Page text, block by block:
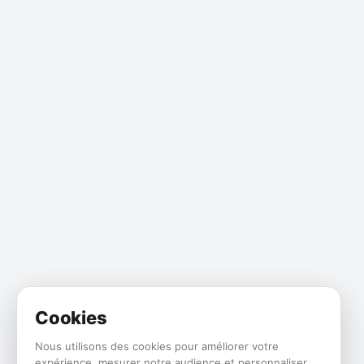
Cookies
Nous utilisons des cookies pour améliorer votre